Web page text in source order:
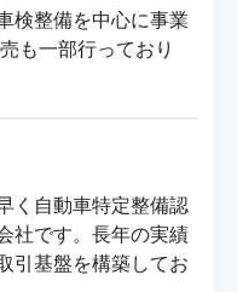
検整備を中心に事業
も一部行っており
く自動車特定整備認
社です。長年の実績
引基盤を構築してお